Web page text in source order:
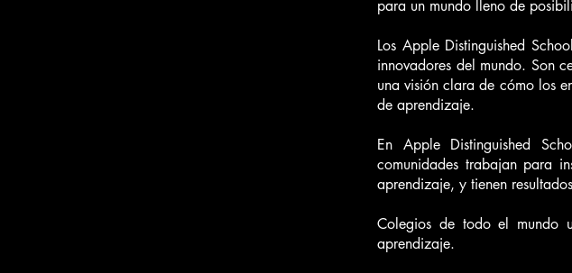
para un mundo lleno de
Los Apple Distinguished
innovadores del mundo. Son
una visión clara de cómo los
de aprendizaje.
En Apple Distinguished
comunidades trabajan para
aprendizaje, y tienen
Colegios de todo el mundo
aprendizaje.